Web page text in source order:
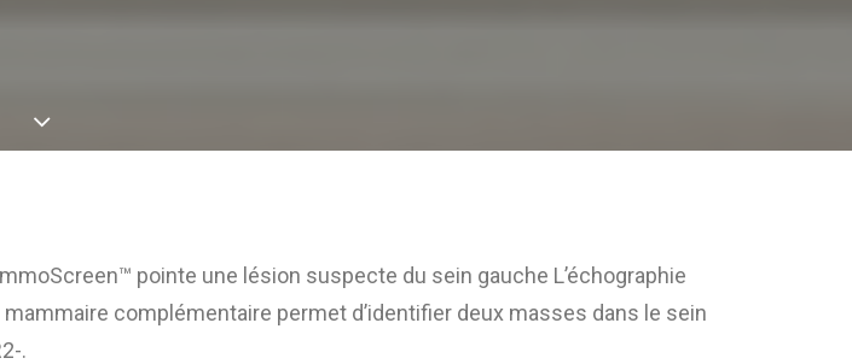
pointe une lésion suspecte du sein gauche L’échographie
mammaire complémentaire permet d’identifier deux masses dans le sein
.